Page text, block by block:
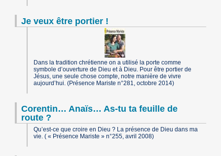
Je veux être portier !
Dans la tradition chrétienne on a utilisé la porte comme
symbole d’ouverture de Dieu et à Dieu. Pour être portier de
Jésus, une seule chose compte, notre manière de vivre
aujourd’hui. (Présence Mariste n°281, octobre 2014)
Corentin… Anaïs… As-tu ta feuille de
route ?
Qu’est-ce que croire en Dieu ? La présence de Dieu dans ma
vie. ( « Présence Mariste » n°255, avril 2008)